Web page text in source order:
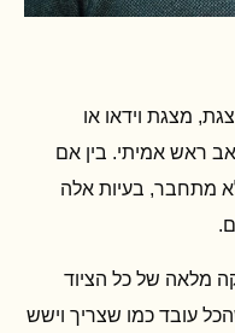
מצגת וידאו או
כאב ראש אמיתי. בין אם
מתחבר, בעיות אלה
מלאה של כל הציוד
עובד כמו שצריך וישש